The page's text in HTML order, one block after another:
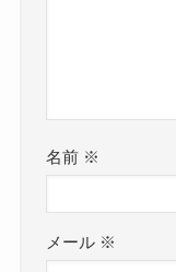
名前 ※
メール ※